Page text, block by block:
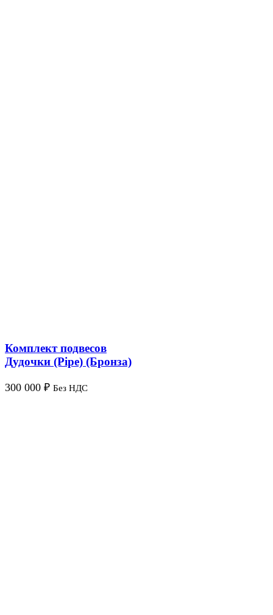
Комплект подвесов
Дудочки (Pipe) (Бронза)
300 000 ₽ Без НДС